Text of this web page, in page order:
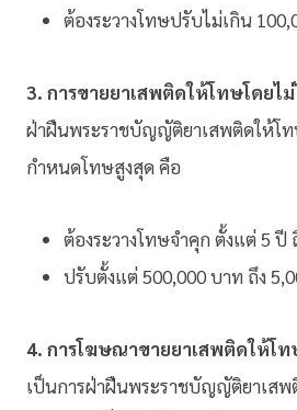
ต้องระวางโทษปรับไม่เกิน
3. การขายยาเสพติดให้โทษโดยไ
ฝ่าฝืนพระราชบัญญัติยาเสพติดให้โ
กำหนดโทษสูงสุด คือ
ต้องระวางโทษจำคุก ตั้งแต่ 5 ปี
ปรับตั้งแต่ 500,000 บาท ถึง
4. การโฆษณาขายยาเสพติดให้โ
เป็นการฝ่าฝืนพระราชบัญญัติยาเสพ